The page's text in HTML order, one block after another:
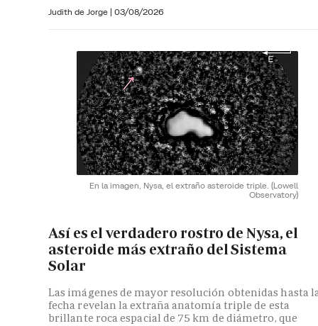
Judith de Jorge | 03/08/2026
En la imagen, Nysa, el extraño asteroide triple. (Lowell
Observatory)
Así es el verdadero rostro de Nysa, el
asteroide más extraño del Sistema
Solar
Las imágenes de mayor resolución obtenidas hasta
fecha revelan la extraña anatomía triple de esta
brillante roca espacial de 75 km de diámetro, que